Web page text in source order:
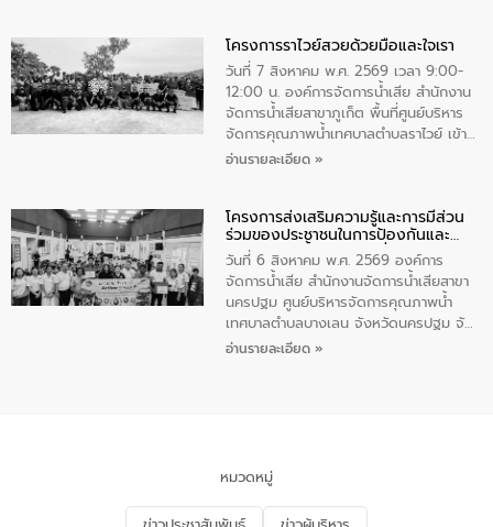
ทองคำและประกาศเกียรติคุณให้แก่ กำนัน
ผู้ใหญ่บ้านยอดเยี่ยม พร้อมกล่าวชื่นชม ให้
โอวาท และมอบนโยบาย
โครงการราไวย์สวยด้วยมือและใจเรา
วันที่ 7 สิงหาคม พ.ศ. 2569 เวลา 9:00-
12:00 น. องค์การจัดการน้ำเสีย สำนักงาน
จัดการน้ำเสียสาขาภูเก็ต พื้นที่ศูนย์บริหาร
จัดการคุณภาพน้ำเทศบาลตำบลราไวย์ เข้า
ร่วมโครงการราไวย์สวยด้วยมือและใจเรา
ประชาชน ตัวแทนจากโรงแรมต่างๆ ในเขต
เทศบาลตำบลราไวย์ ศูนย์บริหารจัดการ
คุณภาพน้ำเทศบาลตำบลราไวย์ นำโดยนาย
น้อย แก้วเศษ ผู้จัดการสำนักงานจัดการน้ำ
เสียสาขาภูเก็ต พร้อมด้วยเจ้าหน้าที่ จำนวน
5 คน ร่วมทำกิจกรรม ทำความสะอาด
ชายหาดและแหล่งท่องเที่ยว ณ บริเวณ
อ่านรายละเอียด »
โครงการส่งเสริมความรู้และการมีส่วน
ร่วมของประชาชนในการป้องกันและ
แก้ไขปัญหาน้ำเสียอย่างยั่งยืน
วันที่ 6 สิงหาคม พ.ศ. 2569 องค์การ
จัดการน้ำเสีย สำนักงานจัดการน้ำเสียสาขา
นครปฐม ศูนย์บริหารจัดการคุณภาพน้ำ
เทศบาลตำบลบางเลน จังหวัดนครปฐม จัด
กิจกรรมภายใต้โครงการส่งเสริมความรู้และ
จัดการน้ำเสียและสร้างจิตสำนึกในการ
อนุรักษ์สิ่งแวดล้อม ในหัวข้อ “น้ำเสียชุมชน
และการบำบัดน้ำเสียเบื้องต้น” โดยให้ความรู้
อ่านรายละเอียด »
หมวดหมู่